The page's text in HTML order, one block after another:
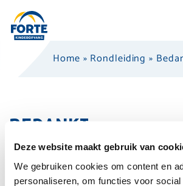
Deze website maakt gebruik van
We gebruiken cookies om content en
personaliseren, om functies voor
Home » Rondleiding »
BEDANKT
Bedankt voor je bericht! We
binnenkort contact met je